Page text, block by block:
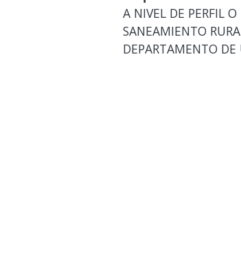
A NIVEL DE PERFIL
SANEAMIENTO
DEPARTAMENTO DE